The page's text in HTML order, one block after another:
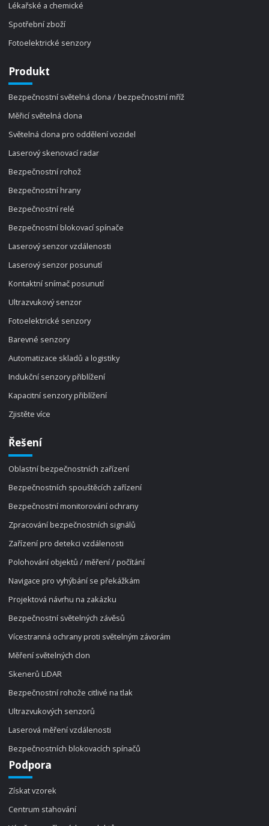
Lékařské a chemické
Spotřební zboží
Fotoelektrické senzory
Produkt
Bezpečnostní světelná clona / bezpečnostní mříž
Měřicí světelná clona
Světelná clona pro oddělení vozidel
Laserový skenovací radar
Bezpečnostní rohož
Bezpečnostní hrany
Bezpečnostní relé
Bezpečnostní blokovací spínače
Laserový senzor vzdálenosti
Laserový senzor posunutí
Kontaktní snímač posunutí
Ultrazvukový senzor
Fotoelektrické senzory
Barevné senzory
Automatizace skladů a logistiky
Indukční senzory přiblížení
Kapacitní senzory přiblížení
Zjistěte více
Řešení
Oblastní bezpečnostních zařízení
Bezpečnostních spouštěcích zařízení
Bezpečnostní monitorování ochrany
Zpracování bezpečnostních signálů
Zařízení pro detekci vzdálenosti
Polohování objektů / měření / počítání
Navigace pro vyhýbání se překážkám
Projektová návrhu na zakázku
Bezpečnostní světelných závěsů
Vícestranná ochrany proti světelným závorám
Měření světelných clon
Skenerů LiDAR
Bezpečnostní rohože citlivé na tlak
Ultrazvukových senzorů
Laserová měření vzdálenosti
Bezpečnostních blokovacích spínačů
Podpora
Získat vzorek
Centrum stahování